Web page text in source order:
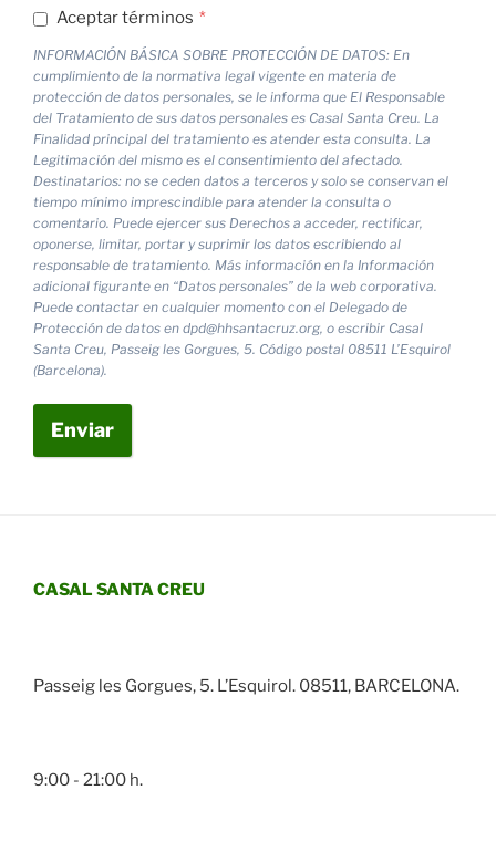
Aceptar términos *
INFORMACIÓN BÁSICA SOBRE PROTECCIÓN DE DATOS: En
cumplimiento de la normativa legal vigente en materia de
protección de datos personales, se le informa que El Responsable
del Tratamiento de sus datos personales es Casal Santa Creu. La
Finalidad principal del tratamiento es atender esta consulta. La
Legitimación del mismo es el consentimiento del afectado.
Destinatarios: no se ceden datos a terceros y solo se conservan el
tiempo mínimo imprescindible para atender la consulta o
comentario. Puede ejercer sus Derechos a acceder, rectificar,
oponerse, limitar, portar y suprimir los datos escribiendo al
responsable de tratamiento. Más información en la Información
adicional figurante en “Datos personales” de la web corporativa.
Puede contactar en cualquier momento con el Delegado de
Protección de datos en dpd@hhsantacruz.org, o escribir Casal
Santa Creu, Passeig les Gorgues, 5. Código postal 08511 L’Esquirol
(Barcelona).
Enviar
CASAL SANTA CREU
Passeig les Gorgues, 5. L’Esquirol. 08511, BARCELONA.
9:00 - 21:00 h.